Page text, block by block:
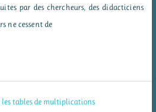
par des chercheurs, des didacticiens
ne cessent de